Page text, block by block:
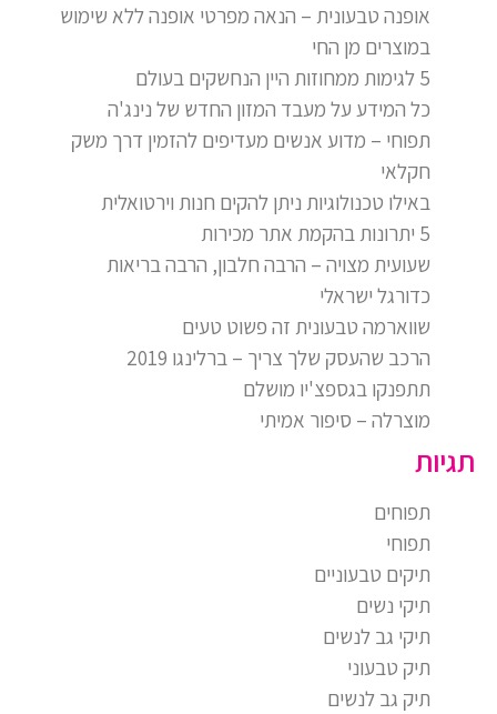
אופנה טבעונית – הנאה מפרטי אופנה ללא שימוש
במוצרים מן החי
5 לגימות ממחוזות היין הנחשקים בעולם
כל המידע על מעבד המזון החדש של נינג'ה
תפוחי – מדוע אנשים מעדיפים להזמין דרך משק
חקלאי
באילו טכנולוגיות ניתן להקים חנות וירטואלית
5 יתרונות בהקמת אתר מכירות
שעועית מצויה – הרבה חלבון, הרבה בריאות
כדורגל ישראלי
שווארמה טבעונית זה פשוט טעים
הרכב שהעסק שלך צריך – ברלינגו 2019
תתפנקו בגספצ'יו מושלם
מוצרלה – סיפור אמיתי
תגיות
תפוחים
תפוחי
תיקים טבעוניים
תיקי נשים
תיקי גב לנשים
תיק טבעוני
תיק גב לנשים